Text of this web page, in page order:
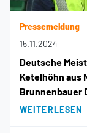
Pressemeldung
15.11.2024
Deutsche
Ketelhöhn aus
Brunnenbauer
WEITERLESEN